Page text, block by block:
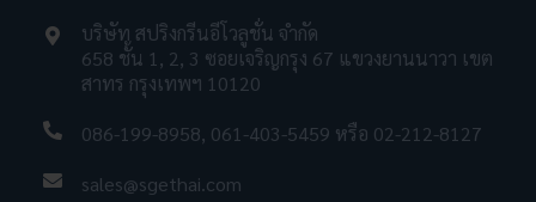
บริษัท สปริงกรีนอีโวลูชั่น จำกัด
658 ชั้น 1, 2, 3 ซอยเจริญกรุง 67 แขวงยานนาวา เขต
สาทร กรุงเทพฯ 10120
086-199-8958, 061-403-5459 หรือ 02-212-8127
sales@sgethai.com